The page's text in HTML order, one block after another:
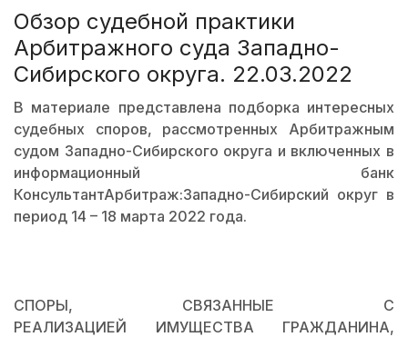
Обзор судебной практики
Арбитражного суда Западно-
Сибирского округа. 22.03.2022
В материале представлена подборка интересных
судебных споров, рассмотренных Арбитражным
судом Западно-Сибирского округа и включенных в
информационный банк
КонсультантАрбитраж:Западно-Сибирский округ в
период 14 – 18 марта 2022 года.
СПОРЫ, СВЯЗАННЫЕ С
РЕАЛИЗАЦИЕЙ ИМУЩЕСТВА ГРАЖДАНИНА,